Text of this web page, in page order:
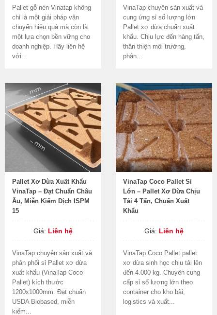
Pallet gỗ nén Vinatap không
chỉ là một giải pháp vận
chuyển hiệu quả mà còn là
một lựa chọn bền vững cho
doanh nghiệp. Hãy liên hệ
với...
VinaTap chuyên sản xuất và
cung ứng sỉ số lượng lớn
Pallet xơ dừa chuẩn xuất
khẩu. Chịu lực đến hàng tấn,
thân thiện môi trường,
phân...
Pallet Xơ Dừa Xuất Khẩu
VinaTap – Đạt Chuẩn Châu
Âu, Miễn Kiểm Dịch ISPM
15
Giá: Liên hệ
VinaTap chuyên sản xuất và
phân phối sỉ Pallet xơ dừa
xuất khẩu (VinaTap Coco
Pallet) kích thước
1200x1000mm. Đạt chuẩn
USDA Biobased, miễn
kiểm...
VinaTap Coco Pallet Sỉ
Lớn – Pallet Xơ Dừa Chịu
Tải 4 Tấn, Chuẩn Xuất
Khẩu
Giá: Liên hệ
VinaTap Coco Pallet pallet
xơ dừa sinh học chịu tải lên
đến 4.000 kg. Chuyên cung
cấp sỉ số lượng lớn theo
container cho kho bãi,
logistics và xuất...